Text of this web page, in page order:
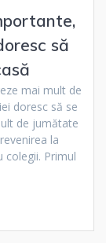
să
mai mult de
doresc să se
de jumătate
la
colegii. Primul